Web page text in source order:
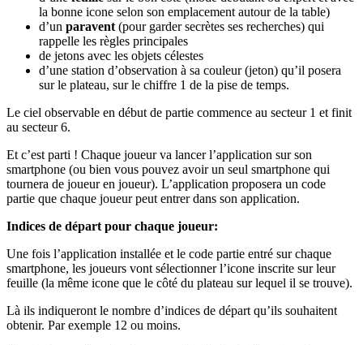
la bonne icone selon son emplacement autour de la table)
d’un paravent (pour garder secrètes ses recherches) qui
rappelle les règles principales
de jetons avec les objets célestes
d’une station d’observation à sa couleur (jeton) qu’il posera
sur le plateau, sur le chiffre 1 de la pise de temps.
Le ciel observable en début de partie commence au secteur 1 et finit
au secteur 6.
Et c’est parti ! Chaque joueur va lancer l’application sur son
smartphone (ou bien vous pouvez avoir un seul smartphone qui
tournera de joueur en joueur). L’application proposera un code
partie que chaque joueur peut entrer dans son application.
Indices de départ pour chaque joueur:
Une fois l’application installée et le code partie entré sur chaque
smartphone, les joueurs vont sélectionner l’icone inscrite sur leur
feuille (la même icone que le côté du plateau sur lequel il se trouve).
Là ils indiqueront le nombre d’indices de départ qu’ils souhaitent
obtenir. Par exemple 12 ou moins.